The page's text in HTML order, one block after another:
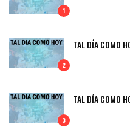
1
2
TAL DÍA COMO
3
TAL DÍA COMO